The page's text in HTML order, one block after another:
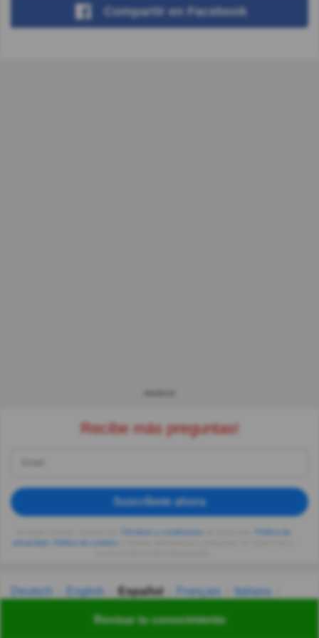
Revisar tu conocimiento
Compartir en Facebook
Recibe más preguntas!
Suscríbete ahora
privacidad
Deutsch English Español Français
Italiano
Українська हिन्दी 한국어 汉语